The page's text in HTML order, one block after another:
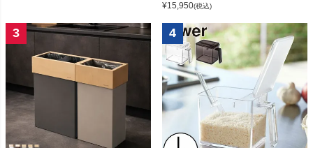
¥15,950(税込)
3 4